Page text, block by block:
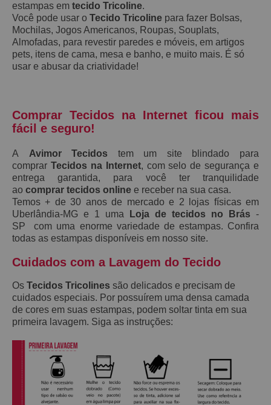
estampas em tecido Tricoline.
Você pode usar o Tecido Tricoline para fazer Bolsas,
Mochilas, Jogos Americanos, Roupas, Souplats,
Almofadas, para revestir paredes e móveis, em artigos
pets, itens de cama, mesa e banho, e muito mais. É só
usar e abusar da criatividade!
Comprar Tecidos na Internet ficou mais
fácil e seguro!
A Avimor Tecidos tem um site blindado para
comprar Tecidos na Internet, com selo de segurança e
entrega garantida, para você ter tranquilidade
ao comprar tecidos online e receber na sua casa.
Temos + de 30 anos de mercado e 2 lojas físicas em
Uberlândia-MG e 1 uma
Loja de tecidos no Brás -
SP com uma enorme variedade de estampas. Confira
todas as estampas disponíveis em nosso site.
Cuidados com a Lavagem do Tecido
Os Tecidos Tricolines são delicados e precisam de
cuidados especiais. Por possuírem uma densa camada
de cores em suas estampas, podem soltar tinta em sua
primeira lavagem. Siga as instruções: